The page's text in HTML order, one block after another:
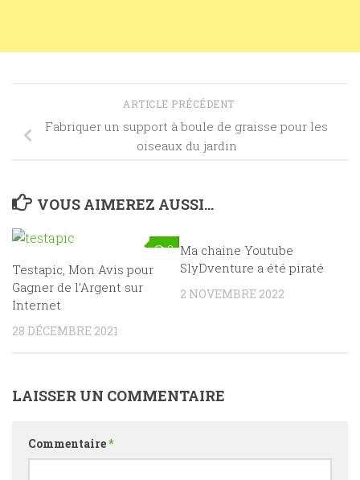
ARTICLE PRÉCÉDENT
Fabriquer un support à boule de graisse pour les
oiseaux du jardin
VOUS AIMEREZ AUSSI...
0
Testapic, Mon Avis pour
Gagner de l’Argent sur
Internet
28 DÉCEMBRE 2021
Ma chaine Youtube
SlyDventure a été piraté
2 NOVEMBRE 2022
LAISSER UN COMMENTAIRE
Commentaire*